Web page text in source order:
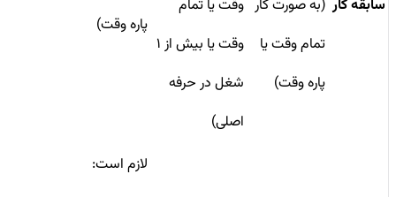
سابقه کار (به صورت کار
تمام وقت یا
پاره وقت)
وقت یا تمام
وقت یا بیش از ۱
شغل در حرفه
اصلی)
پاره وقت)
لازم است: